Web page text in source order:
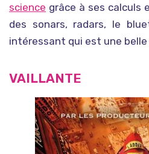
science grâce à ses calculs
des sonars, radars, le
intéressant qui est une belle
VAILLANTE